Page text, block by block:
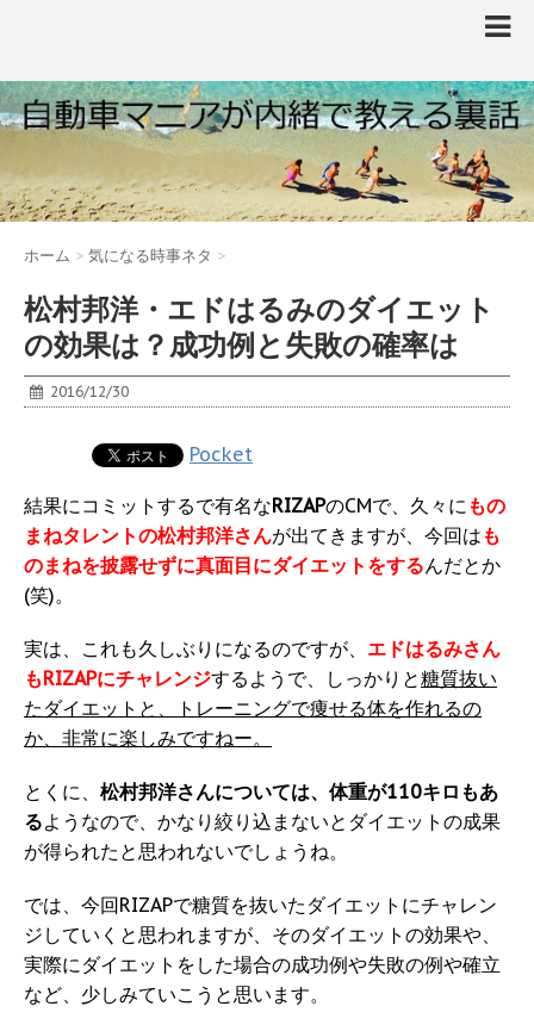
ホーム > 気になる時事ネタ >
松村邦洋・エドはるみのダイエット
の効果は？成功例と失敗の確率は
2016/12/30
Pocket
結果にコミットするで有名なRIZAPのCMで、久々に もの
まねタレントの松村邦洋さんが出てきますが、今回は も
のまねを披露せずに真面目にダイエットをするんだとか
(笑)。
実は、これも久しぶりになるのですが、 エドはるみさん
もRIZAPにチャレンジするようで、しっかりと糖質抜い
たダイエットと、トレーニングで痩せる体を作れるの
か、非常に楽しみですねー。
とくに、 松村邦洋さんについては、体重が110キロもあ
るようなので、かなり絞り込まないとダイエットの成果
が得られたと思われないでしょうね。
では、今回RIZAPで糖質を抜いたダイエットにチャレン
ジしていくと思われますが、そのダイエットの効果や、
実際にダイエットをした場合の成功例や失敗の例や確立
など、少しみていこうと思います。